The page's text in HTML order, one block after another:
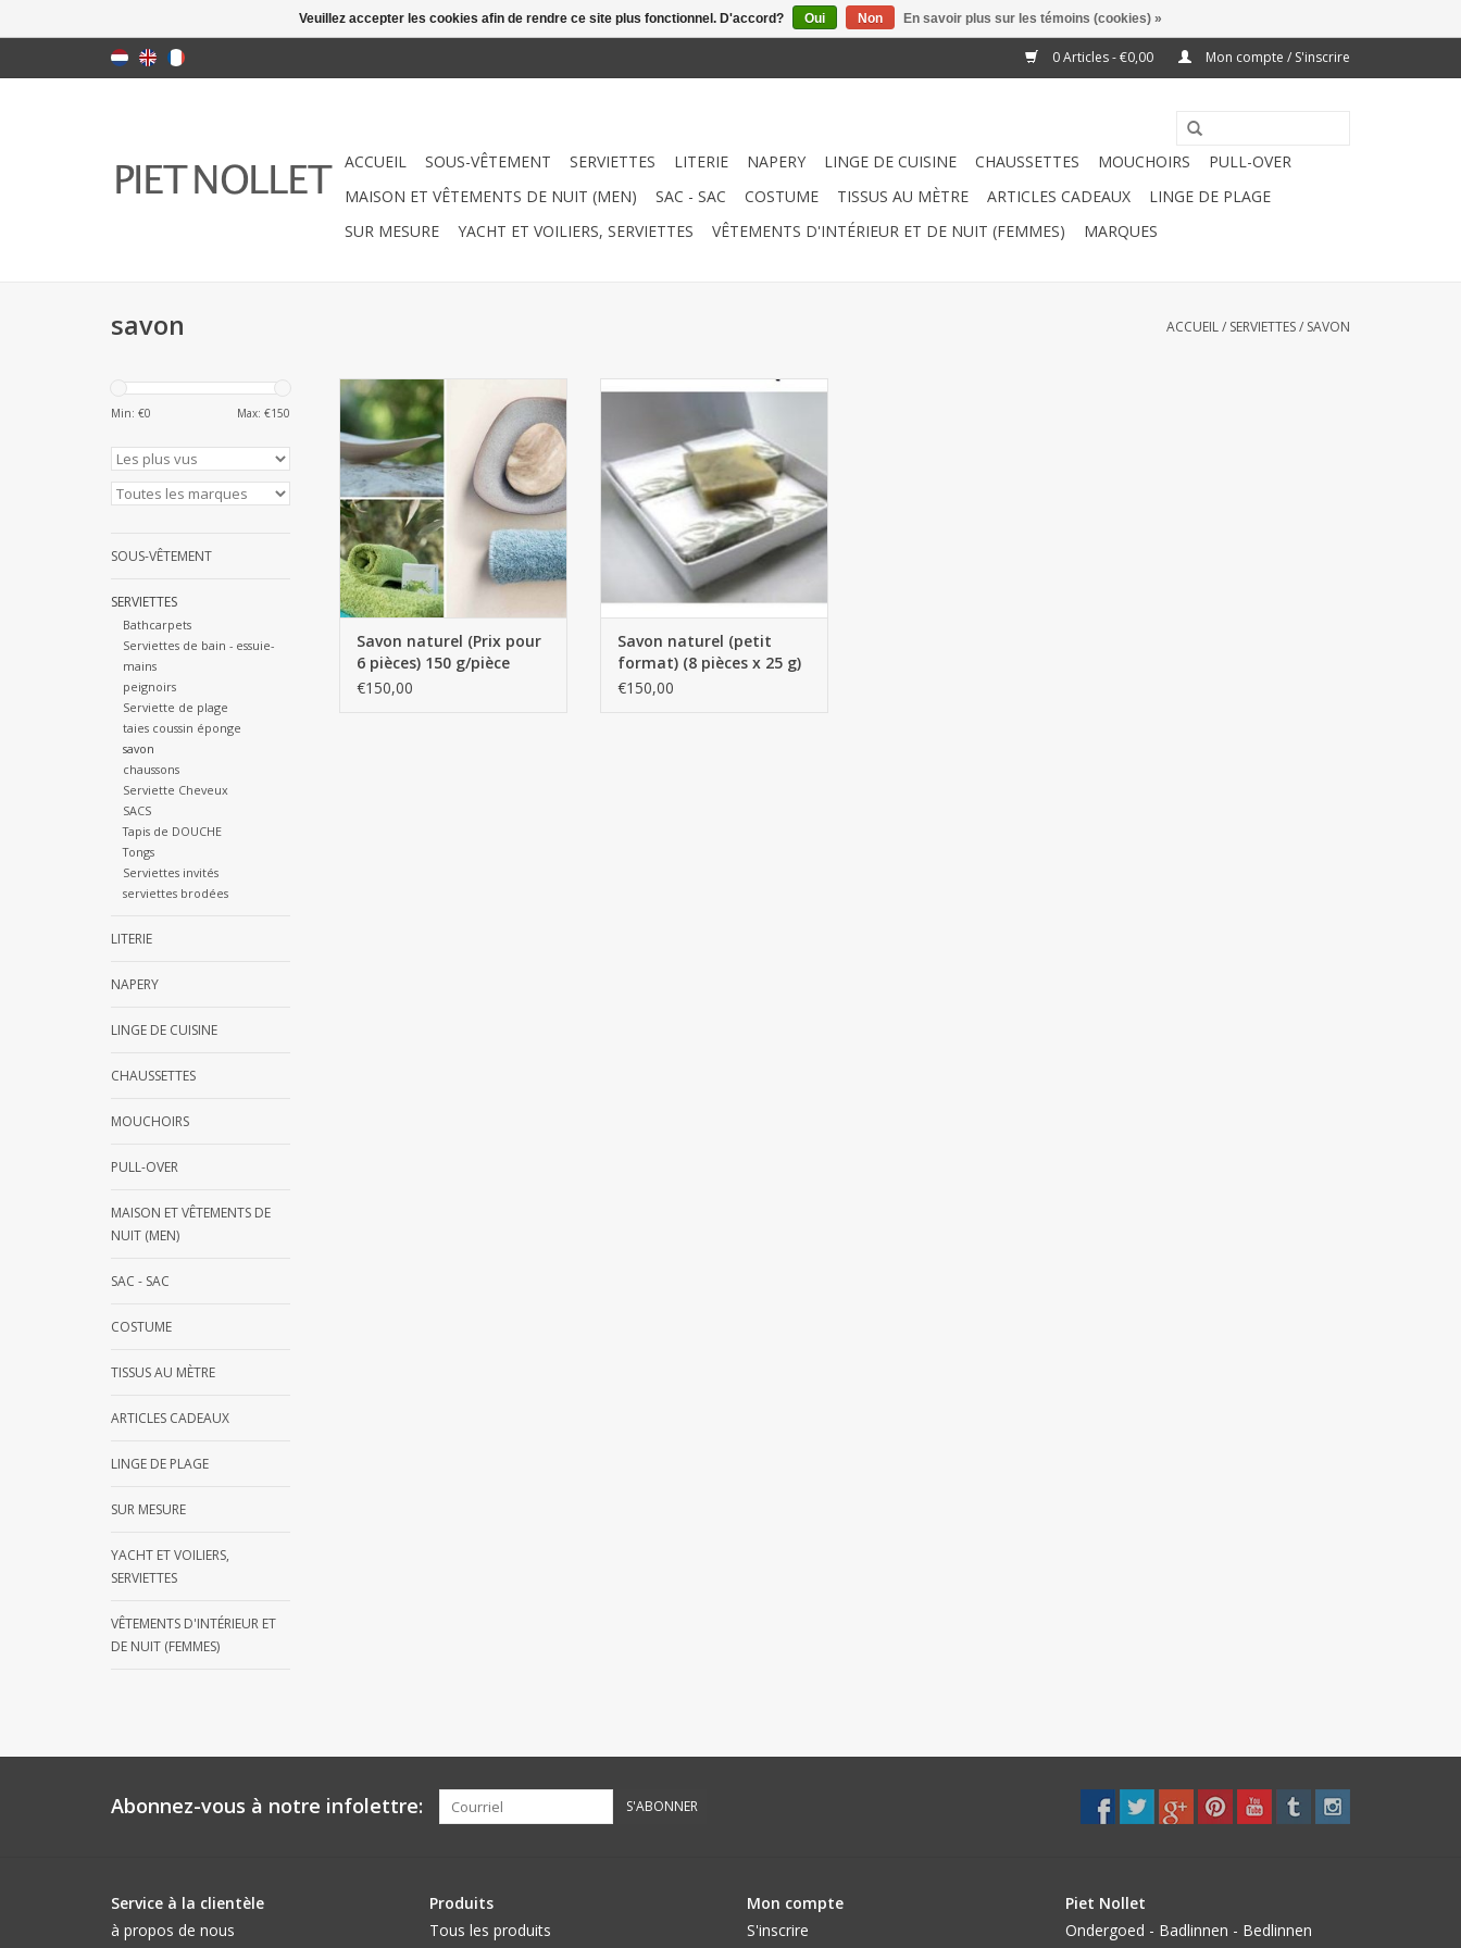
0 Articles - €0,00 Mon compte / S'inscrire
ACCUEIL SOUS-VÊTEMENT SERVIETTES LITERIE NAPERY LINGE DE CUISINE CHAUSSETTES MOUCHOIRS
PULL-OVER
MAISON ET VÊTEMENTS DE NUIT (MEN)
SAC - SAC COSTUME TISSUS AU MÈTRE ARTICLES CADEAUX
LINGE DE PLAGE
SUR MESURE
YACHT ET VOILIERS, SERVIETTES VÊTEMENTS D'INTÉRIEUR ET DE NUIT (FEMMES) MARQUES
savon ACCUEIL/ SERVIETTES/ SAVON
Min: €0 Max: €150
SOUS-VÊTEMENT
SERVIETTES
Bathcarpets
Serviettes de bain - essuie-
mains
peignoirs
Serviette de plage
taies coussin éponge
savon
chaussons
Serviette Cheveux
SACS
Tapis de DOUCHE
Tongs
Serviettes invités
serviettes brodées
LITERIE
NAPERY
LINGE DE CUISINE
CHAUSSETTES
MOUCHOIRS
PULL-OVER
MAISON ET VÊTEMENTS DE
NUIT (MEN)
SAC - SAC
COSTUME
TISSUS AU MÈTRE
ARTICLES CADEAUX
LINGE DE PLAGE
SUR MESURE
YACHT ET VOILIERS,
SERVIETTES
VÊTEMENTS D'INTÉRIEUR ET
DE NUIT (FEMMES)
Savon naturel 150 g. Prix pour 6
pièces. Ce produit est fabriqué
sur mesure. / Les articles sur
mesure ne peuvent être
retournés.
AJOUTER AU PANIER
Savon naturel (Prix pour
6 pièces) 150 g/pièce
€150,00
Savon naturel (étroit) (8 pièces x
25 g) x 6 boîtes. Dimensions : 4,5
x 4,5 cm
AJOUTER AU PANIER
Savon naturel (petit
format) (8 pièces x 25 g)
x 6 boîtes
€150,00
Abonnez-vous à notre infolettre: S'ABONNER
Service à la clientèle
à propos de nous
Produits
Tous les produits
Mon compte
S'inscrire
Piet Nollet
Ondergoed - Badlinnen - Bedlinnen
Veuillez accepter les cookies afin de rendre ce site plus fonctionnel. D'accord? Oui Non En savoir plus sur les témoins (cookies) »